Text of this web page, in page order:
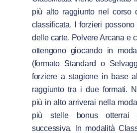
più alto raggiunto nel corso
classificata. I forzieri
delle carte, Polvere Arcana e
ottengono giocando in
(formato Standard o
forziere a stagione in base
raggiunto tra i due formati.
più in alto arriverai nella
più stelle bonus otterrai
successiva. In modalità